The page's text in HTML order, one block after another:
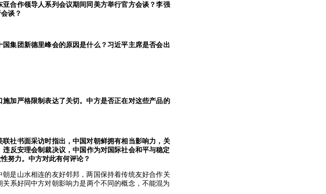
合作领导人系列会议期间同美方举行官方会谈？李强
谈？
集团新德里峰会的原因是什么？习近平主席是否会出
加严格限制表达了关切。中方是否正在对这些产品的
社书面采访时指出，中国对朝鲜拥有相当影响力，关
反安理会制裁决议，中国作为对国际社会和平与稳定
努力。中方对此有何评论？
是山水相连的友好邻邦，两国保持着传统友好合作关
系好同中方对朝影响力是两个不同的概念，不能混为